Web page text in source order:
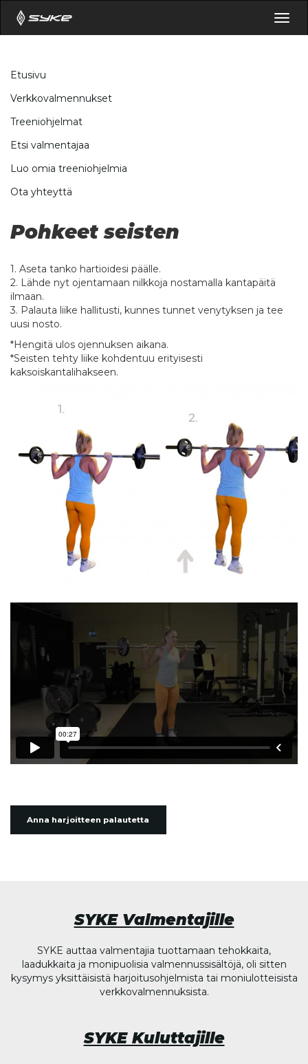
Etusivu
Verkkovalmennukset
Treeniohjelmat
Etsi valmentajaa
Luo omia treeniohjelmia
Ota yhteyttä
Pohkeet seisten
1. Aseta tanko hartioidesi päälle.
2. Lähde nyt ojentamaan nilkkoja nostamalla kantapäitä
ilmaan.
3. Palauta liike hallitusti, kunnes tunnet venytyksen ja tee
uusi nosto.
*Hengitä ulos ojennuksen aikana.
*Seisten tehty liike kohdentuu erityisesti
kaksoiskantalihakseen.
Anna harjoitteen palautetta
SYKE Valmentajille
SYKE auttaa valmentajia tuottamaan tehokkaita,
laadukkaita ja monipuolisia valmennussisältöjä, oli sitten
kysymys yksittäisistä harjoitusohjelmista tai moniulotteisista
verkkovalmennuksista.
SYKE Kuluttajille